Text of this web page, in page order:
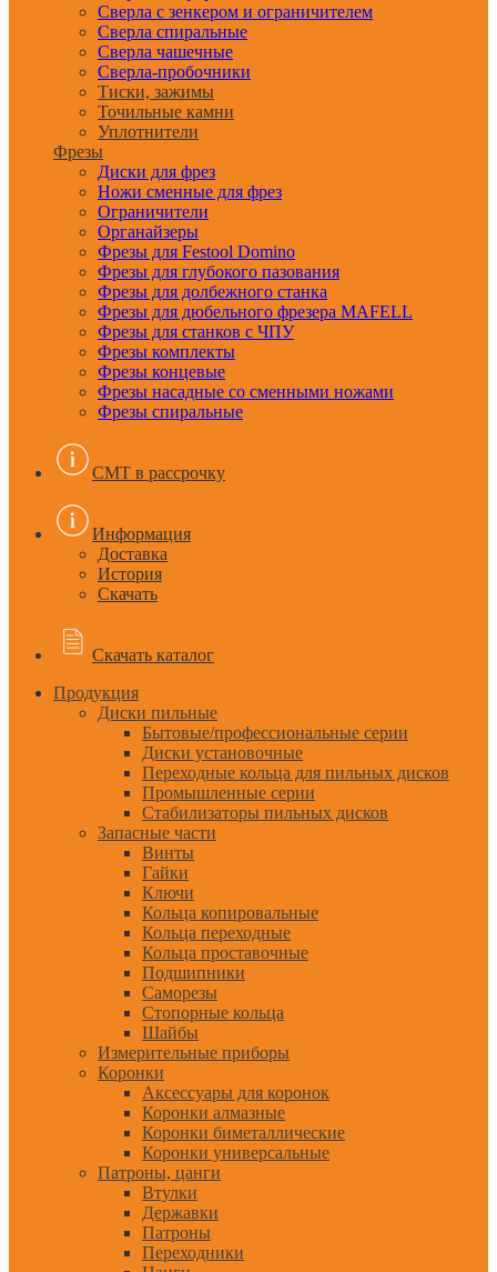
Сверла с зенкером и ограничителем
Сверла спиральные
Сверла чашечные
Сверла-пробочники
Тиски, зажимы
Точильные камни
Уплотнители
Фрезы
Диски для фрез
Ножи сменные для фрез
Ограничители
Органайзеры
Фрезы для Festool Domino
Фрезы для глубокого пазования
Фрезы для долбежного станка
Фрезы для дюбельного фрезера MAFELL
Фрезы для станков с ЧПУ
Фрезы комплекты
Фрезы концевые
Фрезы насадные со сменными ножами
Фрезы спиральные
CMT в рассрочку
Информация
Доставка
История
Скачать
Скачать каталог
Продукция
Диски пильные
Бытовые/профессиональные серии
Диски установочные
Переходные кольца для пильных дисков
Промышленные серии
Стабилизаторы пильных дисков
Запасные части
Винты
Гайки
Ключи
Кольца копировальные
Кольца переходные
Кольца проставочные
Подшипники
Саморезы
Стопорные кольца
Шайбы
Измерительные приборы
Коронки
Аксессуары для коронок
Коронки алмазные
Коронки биметаллические
Коронки универсальные
Патроны, цанги
Втулки
Державки
Патроны
Переходники